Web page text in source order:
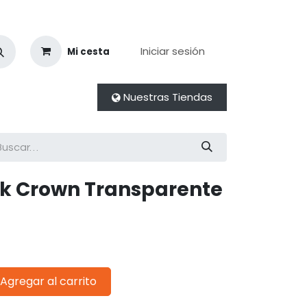
Mi cesta Iniciar sesión
Nuestras Tiendas
Crown Transparente
al carrito